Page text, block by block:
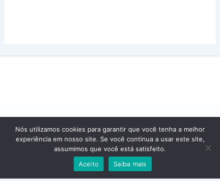
© 2024 Todos os Direitos Reservados.
Nós utilizamos cookies para garantir que você tenha a melhor
experiência em nosso site. Se você continua a usar este site,
assumimos que você está satisfeito.
Aceito
Saiba mais